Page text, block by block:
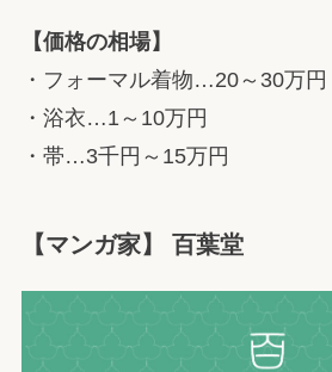
【価格の相場】
・フォーマル着物…20～30万円
・浴衣…1～10万円
・帯…3千円～15万円
【マンガ家】 百葉堂